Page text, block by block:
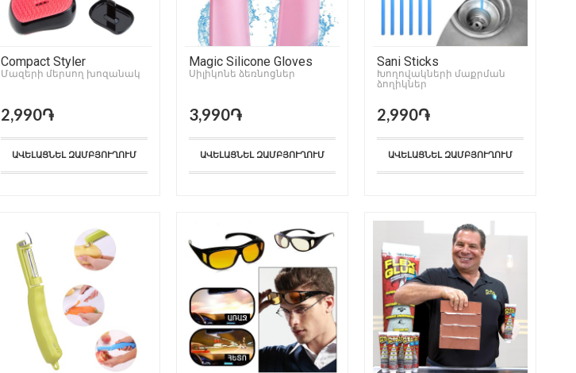
Compact Styler
Մազերի մերսող խոզանակ
2,990֏
ԱՎԵԼԱՑՆԵԼ ԶԱՄԲՅՈՒՂՈՒՄ
Magic Silicone Gloves
Սիլիկոնե ձեռնոցներ
3,990֏
ԱՎԵԼԱՑՆԵԼ ԶԱՄԲՅՈՒՂՈՒՄ
Sani Sticks
Խողովակների մաքրման
ձողիկներ
2,990֏
ԱՎԵԼԱՑՆԵԼ ԶԱՄԲՅՈՒՂՈՒՄ